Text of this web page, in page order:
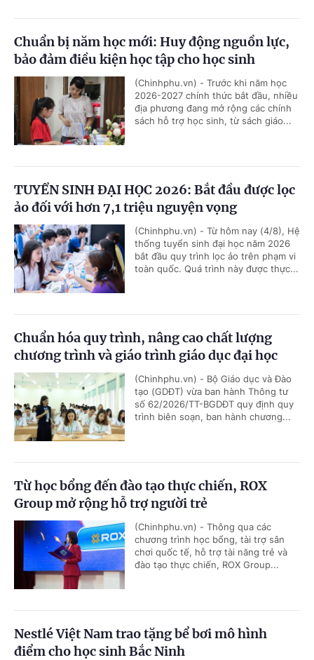
Chuẩn bị năm học mới: Huy động nguồn lực,
bảo đảm điều kiện học tập cho học sinh
(Chinhphu.vn) - Trước khi năm học
2026-2027 chính thức bắt đầu, nhiều
địa phương đang mở rộng các chính
sách hỗ trợ học sinh, từ sách giáo...
TUYỂN SINH ĐẠI HỌC 2026: Bắt đầu được lọc
ảo đối với hơn 7,1 triệu nguyện vọng
(Chinhphu.vn) - Từ hôm nay (4/8), Hệ
thống tuyển sinh đại học năm 2026
bắt đầu quy trình lọc ảo trên phạm vi
toàn quốc. Quá trình này được thực...
Chuẩn hóa quy trình, nâng cao chất lượng
chương trình và giáo trình giáo dục đại học
(Chinhphu.vn) - Bộ Giáo dục và Đào
tạo (GDĐT) vừa ban hành Thông tư
số 62/2026/TT-BGDĐT quy định quy
trình biên soạn, ban hành chương...
Từ học bổng đến đào tạo thực chiến, ROX
Group mở rộng hỗ trợ người trẻ
(Chinhphu.vn) - Thông qua các
chương trình học bổng, tài trợ sân
chơi quốc tế, hỗ trợ tài năng trẻ và
đào tạo thực chiến, ROX Group...
Nestlé Việt Nam trao tặng bể bơi mô hình
điểm cho học sinh Bắc Ninh